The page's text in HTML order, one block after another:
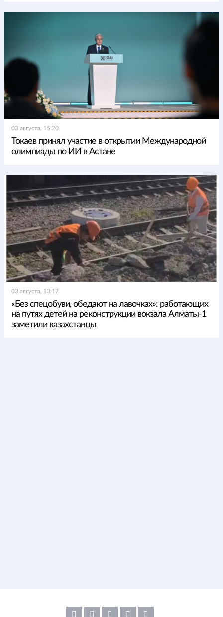
03 августа, 15:20
Токаев принял участие в открытии Международной
олимпиады по ИИ в Астане
03 августа, 13:17
«Без спецобуви, обедают на лавочках»: работающих
на путях детей на реконструкции вокзала Алматы-1
заметили казахстанцы